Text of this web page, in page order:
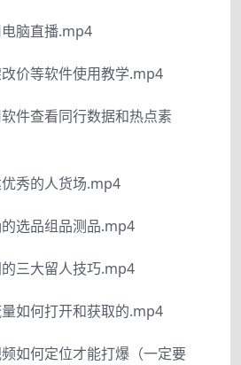
脑直播.mp4
价等软件使用教学.mp4
件查看同行数据和热点素
秀的人货场.mp4
选品组品测品.mp4
三大留人技巧.mp4
如何打开和获取的.mp4
如何定位才能打爆（一定要